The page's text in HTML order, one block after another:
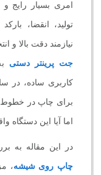
امری بسیار رایج و
تولید، انقضا،
نیازمند دقت بالا و
جت پرینتر دستیبه
کاربری ساده، در
برای چاپ در خطوط
اما آیا این دستگاه
در این مقاله به
چاپ روی شیشه،